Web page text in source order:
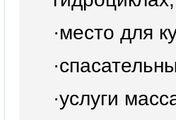
·место для
·услуги